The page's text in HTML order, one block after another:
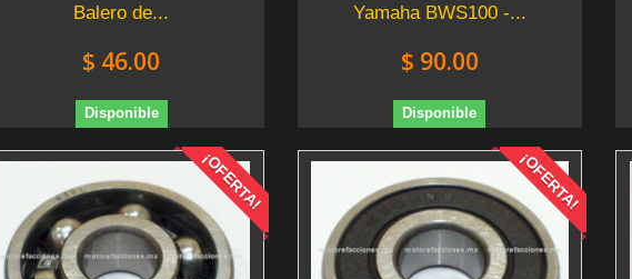
Balero de...
$ 46.00
Disponible
Yamaha BWS100 -...
$ 90.00
Disponible
¡OFERTA! ¡OFERTA!